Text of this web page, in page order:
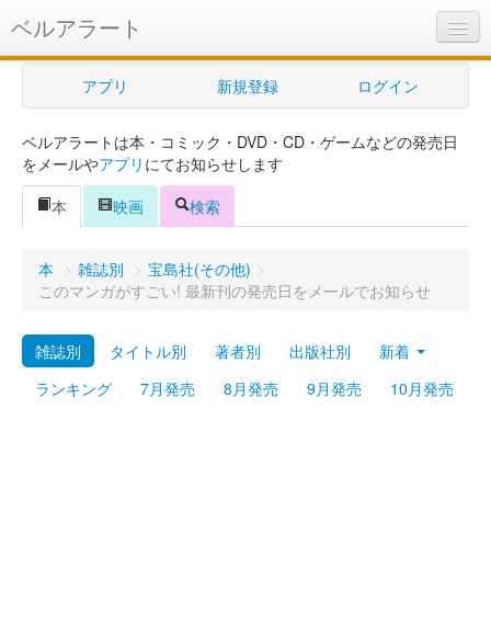
ベルアラート
ベルアラートとは
ヘルプ
新規登録
ログイン
購入管理
Myシェルフ
プレミアム
アプリ 新規登録 ログイン
ベルアラートは本・コミック・DVD・CD・ゲームなどの発売日
をメールやアプリ にてお知らせします
本
映画 検索
本 > 雑誌別 > 宝島社(その他) >
このマンガがすごい! 最新刊の発売日をメールでお知らせ
雑誌別 タイトル別 著者別 出版社別
新着
ランキング
7月発売 8月発売 9月発売 10月発売